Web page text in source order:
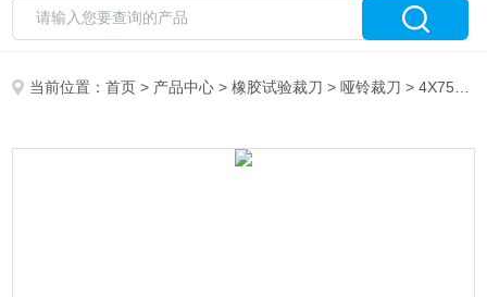
当前位置：首页 > 产品中心 >橡胶试验裁刀 >哑铃裁刀 > 4X75塑料哑铃裁刀